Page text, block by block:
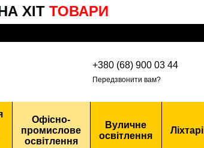
ТОВАРИ
+380 (68) 900 03 44
Передзвонити вам?
Офісно-
промислове
освітлення
Вуличне
освітлення
Ліхтарі